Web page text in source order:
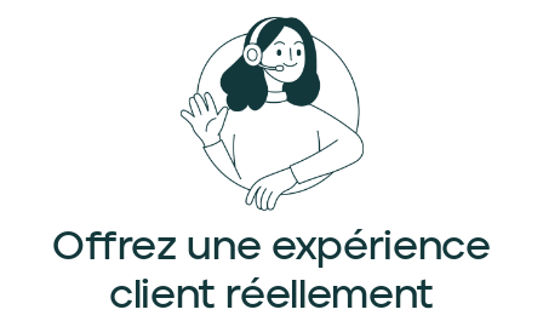
Offrez une expérience
client réellement